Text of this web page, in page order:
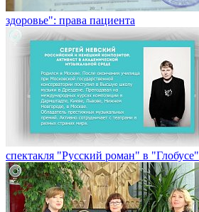
здоровье": права пациента
спектакля "Русский роман" в "Глобусе"